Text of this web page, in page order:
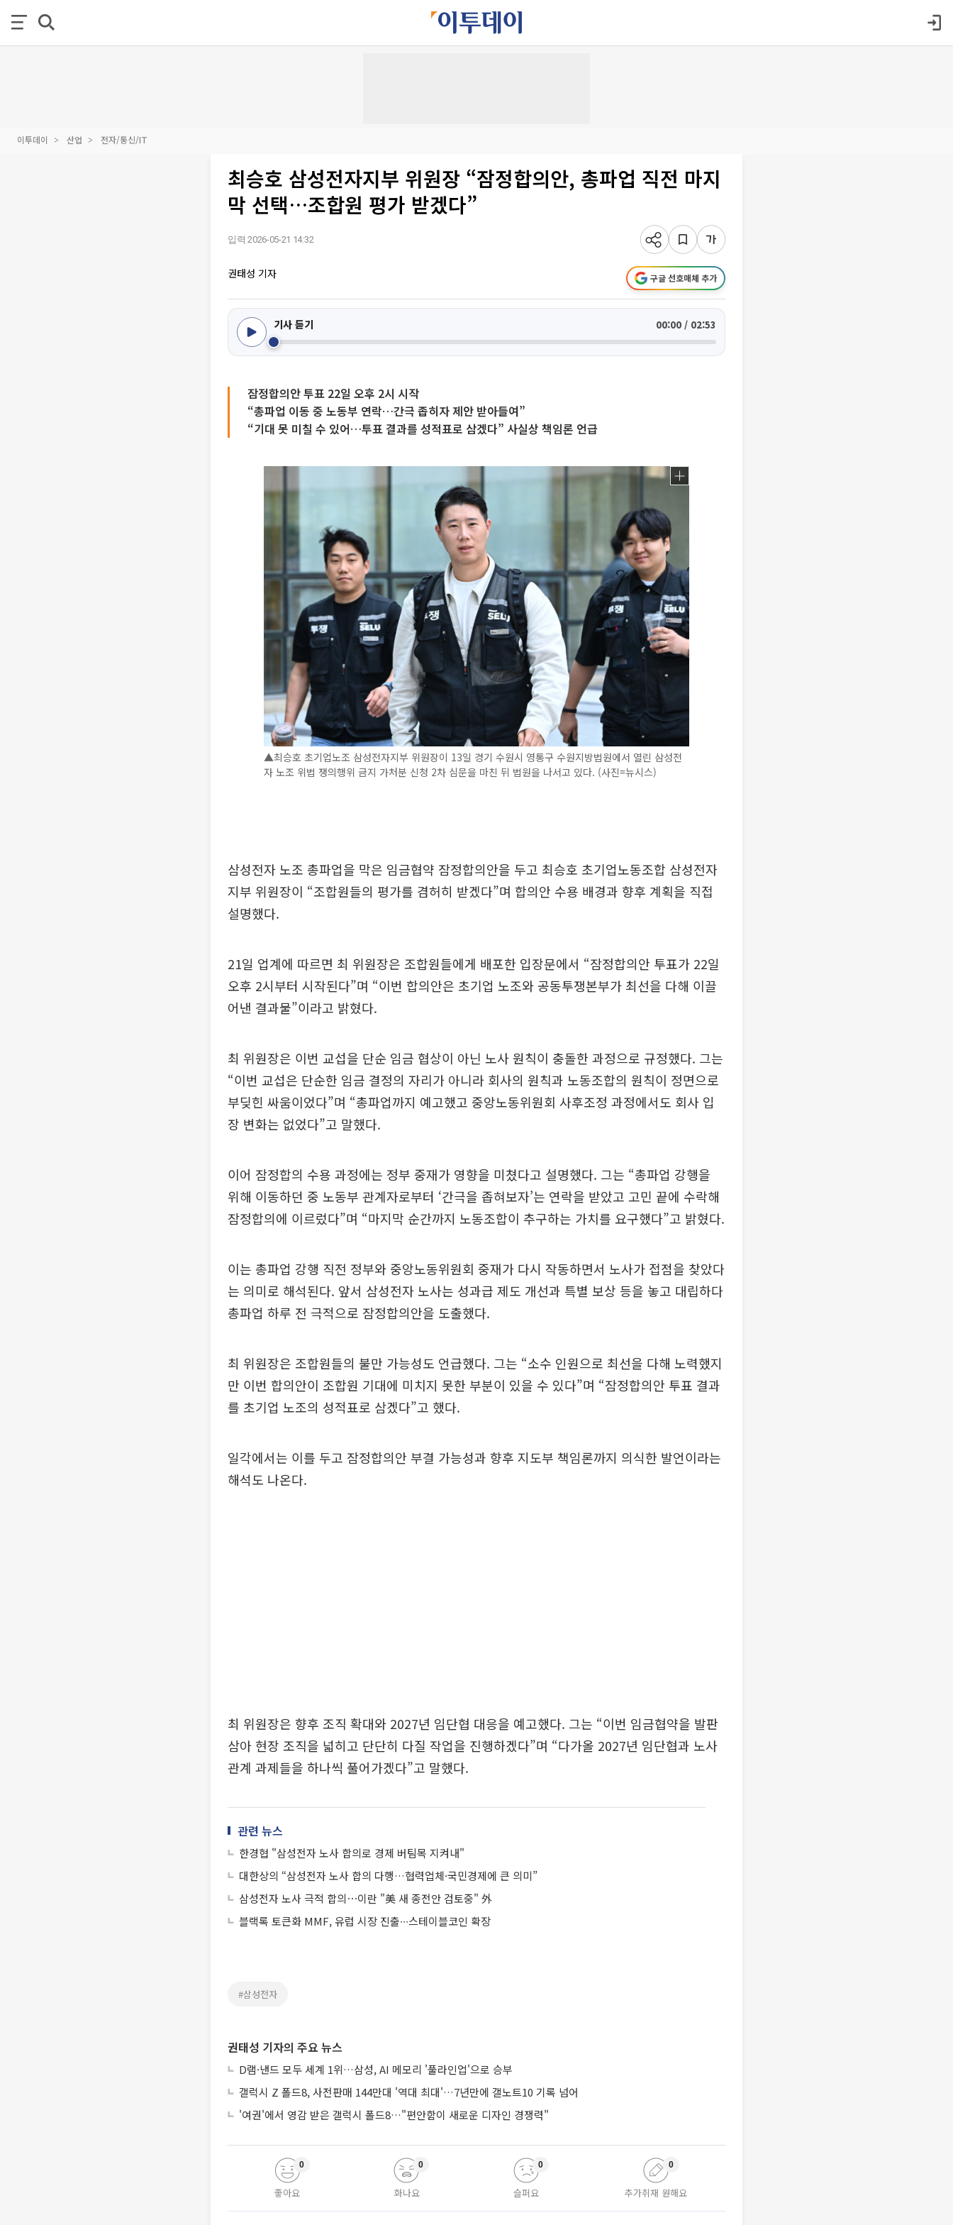
이투데이 산업 전자/통신/IT
최승호 삼성전자지부 위원장 “잠정합의안, 총파업 직전 마지
막 선택…조합원 평가 받겠다”
입력 2026-05-21 14:32
권태성 기자 구글 선호매체 추가
기사 듣기 00:00 / 02:53
잠정합의안 투표 22일 오후 2시 시작
“총파업 이동 중 노동부 연락…간극 좁히자 제안 받아들여”
“기대 못 미칠 수 있어…투표 결과를 성적표로 삼겠다” 사실상 책임론 언급
▲최승호 초기업노조 삼성전자지부 위원장이 13일 경기 수원시 영통구 수원지방법원에서 열린 삼성전
자 노조 위법 쟁의행위 금지 가처분 신청 2차 심문을 마친 뒤 법원을 나서고 있다. (사진=뉴시스)
삼성전자 노조 총파업을 막은 임금협약 잠정합의안을 두고 최승호 초기업노동조합 삼성전자
지부 위원장이 “조합원들의 평가를 겸허히 받겠다”며 합의안 수용 배경과 향후 계획을 직접
설명했다.
21일 업계에 따르면 최 위원장은 조합원들에게 배포한 입장문에서 “잠정합의안 투표가 22일
오후 2시부터 시작된다”며 “이번 합의안은 초기업 노조와 공동투쟁본부가 최선을 다해 이끌
어낸 결과물”이라고 밝혔다.
최 위원장은 이번 교섭을 단순 임금 협상이 아닌 노사 원칙이 충돌한 과정으로 규정했다. 그는
“이번 교섭은 단순한 임금 결정의 자리가 아니라 회사의 원칙과 노동조합의 원칙이 정면으로
부딪힌 싸움이었다”며 “총파업까지 예고했고 중앙노동위원회 사후조정 과정에서도 회사 입
장 변화는 없었다”고 말했다.
이어 잠정합의 수용 과정에는 정부 중재가 영향을 미쳤다고 설명했다. 그는 “총파업 강행을
위해 이동하던 중 노동부 관계자로부터 ‘간극을 좁혀보자’는 연락을 받았고 고민 끝에 수락해
잠정합의에 이르렀다”며 “마지막 순간까지 노동조합이 추구하는 가치를 요구했다”고 밝혔다.
이는 총파업 강행 직전 정부와 중앙노동위원회 중재가 다시 작동하면서 노사가 접점을 찾았다
는 의미로 해석된다. 앞서 삼성전자 노사는 성과급 제도 개선과 특별 보상 등을 놓고 대립하다
총파업 하루 전 극적으로 잠정합의안을 도출했다.
최 위원장은 조합원들의 불만 가능성도 언급했다. 그는 “소수 인원으로 최선을 다해 노력했지
만 이번 합의안이 조합원 기대에 미치지 못한 부분이 있을 수 있다”며 “잠정합의안 투표 결과
를 초기업 노조의 성적표로 삼겠다”고 했다.
일각에서는 이를 두고 잠정합의안 부결 가능성과 향후 지도부 책임론까지 의식한 발언이라는
해석도 나온다.
최 위원장은 향후 조직 확대와 2027년 임단협 대응을 예고했다. 그는 “이번 임금협약을 발판
삼아 현장 조직을 넓히고 단단히 다질 작업을 진행하겠다”며 “다가올 2027년 임단협과 노사
관계 과제들을 하나씩 풀어가겠다”고 말했다.
관련 뉴스
한경협 "삼성전자 노사 합의로 경제 버팀목 지켜내"
대한상의 “삼성전자 노사 합의 다행…협력업체·국민경제에 큰 의미”
삼성전자 노사 극적 합의⋯이란 "美 새 종전안 검토중" 外
블랙록 토큰화 MMF, 유럽 시장 진출∙∙∙스테이블코인 확장
#삼성전자
권태성 기자의 주요 뉴스
D램·낸드 모두 세계 1위…삼성, AI 메모리 '풀라인업'으로 승부
갤럭시 Z 폴드8, 사전판매 144만대 '역대 최대'…7년만에 갤노트10 기록 넘어
'여권'에서 영감 받은 갤럭시 폴드8…"편안함이 새로운 디자인 경쟁력"
좋아요
0
화나요
0
슬퍼요
0
추가취재 원해요
0